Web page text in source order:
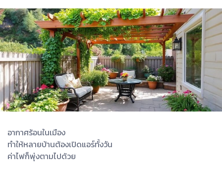
อากาศร้อนในเมือง
ทำให้หลายบ้านต้องเปิดแอร์ทั้งวัน
ค่าไฟก็พุ่งตามไปด้วย